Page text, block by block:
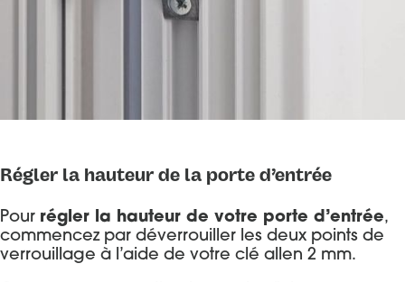
Régler la hauteur de la porte d’entrée
Pour régler la hauteur de votre porte d’entrée,
commencez par déverrouiller les deux points de
verrouillage à l’aide de votre clé allen 2 mm.